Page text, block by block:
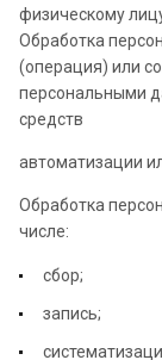
физическому
Обработка
(операция) или
персональными
средств
автоматизации
Обработка
числе:
сбор;
запись;